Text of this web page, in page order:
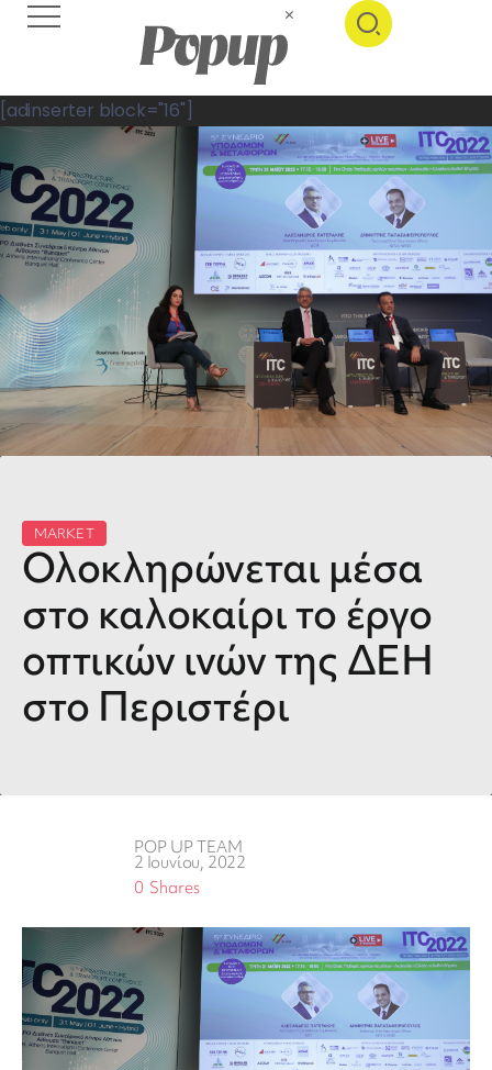
[adinserter block="16"]
MARKET
Ολοκληρώνεται μέσα
στο καλοκαίρι το έργο
οπτικών ινών της ΔΕΗ
στο Περιστέρι
POP UP TEAM
2 Ιουνίου, 2022
Shares
0